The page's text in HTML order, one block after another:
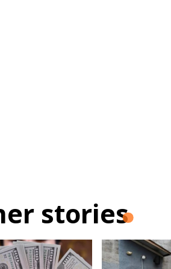
stories